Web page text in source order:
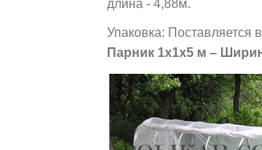
длина - 4,88м.
Упаковка: Поставляется
Парник 1х1х5 м –